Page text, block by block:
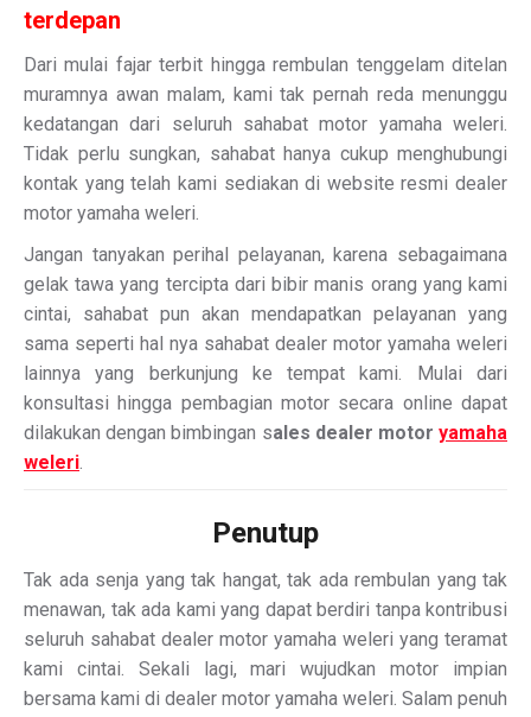
terdepan
Dari mulai fajar terbit hingga rembulan tenggelam ditelan
muramnya awan malam, kami tak pernah reda menunggu
kedatangan dari seluruh sahabat motor yamaha weleri.
Tidak perlu sungkan, sahabat hanya cukup menghubungi
kontak yang telah kami sediakan di website resmi dealer
motor yamaha weleri.
Jangan tanyakan perihal pelayanan, karena sebagaimana
gelak tawa yang tercipta dari bibir manis orang yang kami
cintai, sahabat pun akan mendapatkan pelayanan yang
sama seperti hal nya sahabat dealer motor yamaha weleri
lainnya yang berkunjung ke tempat kami. Mulai dari
konsultasi hingga pembagian motor secara online dapat
dilakukan dengan bimbingan sales dealer motor yamaha
weleri
Penutup
Tak ada senja yang tak hangat, tak ada rembulan yang tak
menawan, tak ada kami yang dapat berdiri tanpa kontribusi
seluruh sahabat dealer motor yamaha weleri yang teramat
kami cintai. Sekali lagi, mari wujudkan motor impian
bersama kami di dealer motor yamaha weleri. Salam penuh